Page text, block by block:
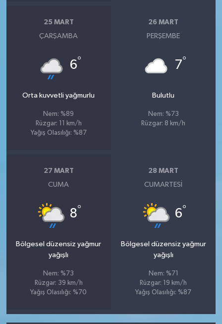
25 MART
ÇARŞAMBA
6°
Orta kuvvetli yağmurlu
Nem: %89
Rüzgar: 11 km/h
Yağış Olasılığı: %87
26 MART
PERŞEMBE
7°
Bulutlu
Nem: %73
Rüzgar: 8 km/h
27 MART
CUMA
8°
Bölgesel düzensiz yağmur
yağışlı
Nem: %73
Rüzgar: 39 km/h
Yağış Olasılığı: %70
28 MART
CUMARTESI
6°
Bölgesel düzensiz yağmur
yağışlı
Nem: %71
Rüzgar: 19 km/h
Yağış Olasılığı: %87